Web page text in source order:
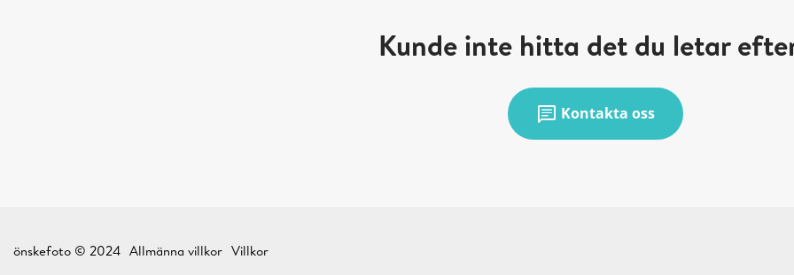
Kunde inte hitta det du letar
chat Kontakta oss
önskefoto © 2024 Allmänna villkor Villkor